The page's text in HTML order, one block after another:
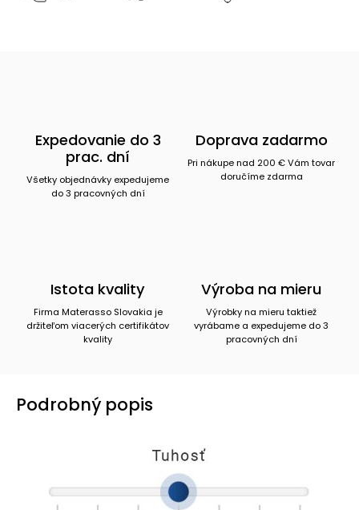
Expedovanie do 3
prac. dní
Všetky objednávky expedujeme
do 3 pracovných dní
Doprava zadarmo
Pri nákupe nad 200 € Vám tovar
doručíme zdarma
Istota kvality
Firma Materasso Slovakia je
držiteľom viacerých certifikátov
kvality
Výroba na mieru
Výrobky na mieru taktiež
vyrábame a expedujeme do 3
pracovných dní
Podrobný popis